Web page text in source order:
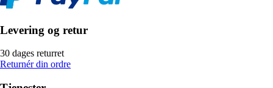
Levering og retur
30 dages returret
Returnér din ordre